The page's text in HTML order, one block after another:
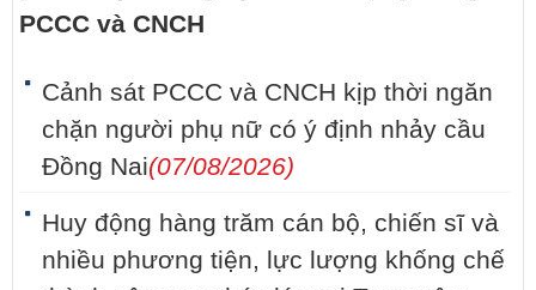
PCCC và CNCH
Cảnh sát PCCC và CNCH kịp thời ngăn
chặn người phụ nữ có ý định nhảy cầu
Đồng Nai(07/08/2026)
Huy động hàng trăm cán bộ, chiến sĩ và
nhiều phương tiện, lực lượng khống chế